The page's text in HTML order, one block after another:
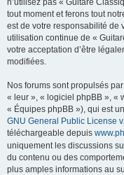
n’utilisez pas « Guitare
tout moment et ferons tout
est de votre responsabilité de
utilisation continue de «
votre acceptation d’être
modifiées.
Nos forums sont propulsés
« leur », « logiciel phpBB », «
« Équipes phpBB »), qui est
GNU General Public License
téléchargeable depuis
uniquement les discussions
du contenu ou des
plus amples informations au